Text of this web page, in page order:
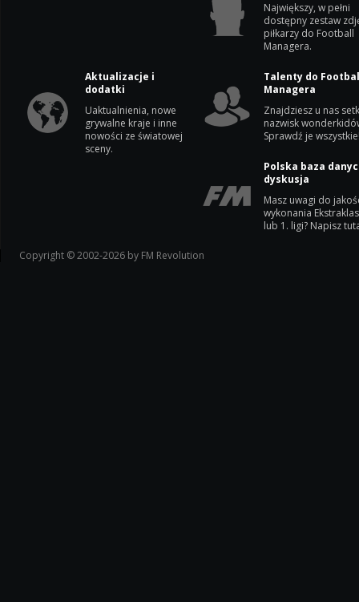
Największy, w pełni
dostępny zestaw
piłkarzy do Football
Managera.
Aktualizacje i
dodatki
Uaktualnienia, nowe
grywalne kraje i inne
nowości ze światowej
sceny.
Talenty do
Managera
Znajdziesz u nas
nazwisk
Sprawdź je
Polska baza
dyskusja
Masz uwagi do
wykonania
lub 1. ligi? Napisz
Copyright © 2002-2026 by FM Revolution